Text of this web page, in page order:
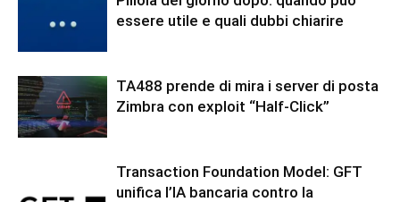
essere utile e quali dubbi chiarire
TA488 prende di mira i server di posta
Zimbra con exploit “Half-Click”
Transaction Foundation Model: GFT
unifica l’IA bancaria contro la